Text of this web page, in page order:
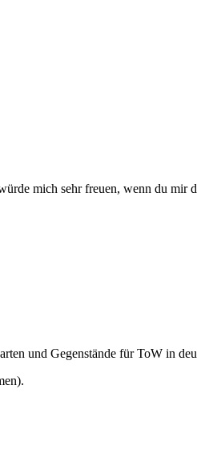
mich sehr freuen, wenn du mir
und Gegenstände für ToW in